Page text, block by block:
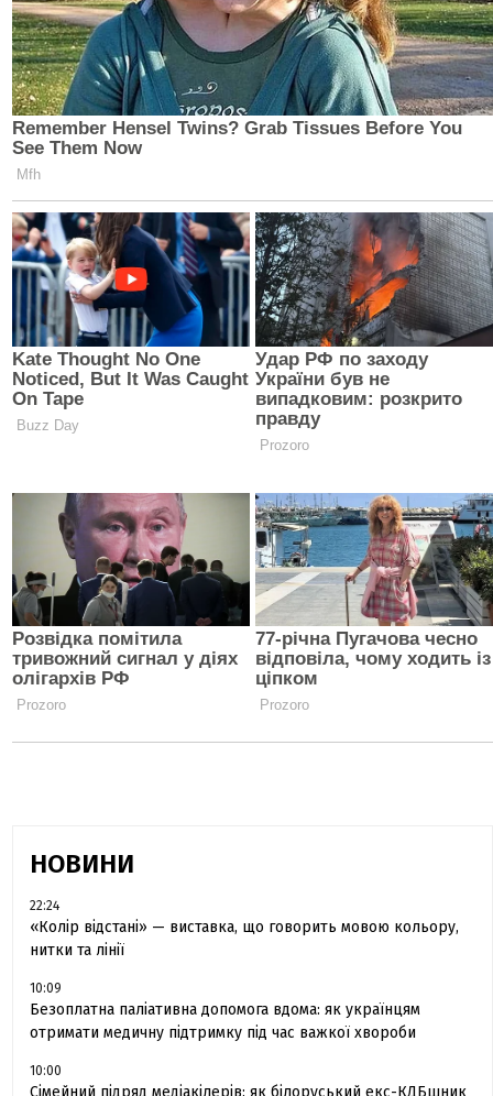
НОВИНИ
22:24
«Колір відстані» — виставка, що говорить мовою кольору,
нитки та лінії
10:09
Безоплатна паліативна допомога вдома: як українцям
отримати медичну підтримку під час важкої хвороби
10:00
Сімейний підряд медіакілерів: як білоруський екс-КДБшник